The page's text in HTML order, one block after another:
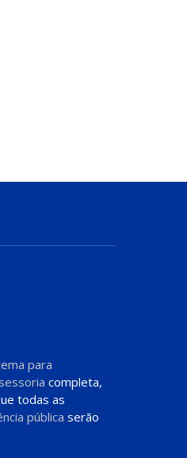
para
completa,
todas as
pública serão